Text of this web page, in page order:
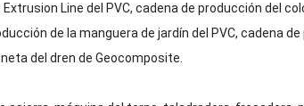
Line del PVC, cadena de producción del
de la manguera de jardín del PVC, cadena
del dren de Geocomposite.